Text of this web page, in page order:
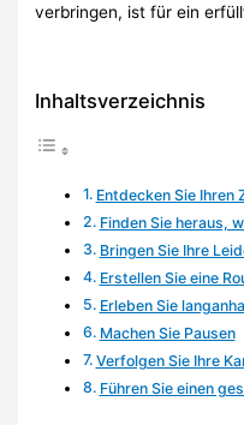
verbringen, ist für ein
Inhaltsverzeichnis
Entdecken Sie Ihren
Finden Sie heraus,
Bringen Sie Ihre
Erstellen Sie eine
Erleben Sie
Machen Sie Pausen
Verfolgen Sie Ihre
Führen Sie einen